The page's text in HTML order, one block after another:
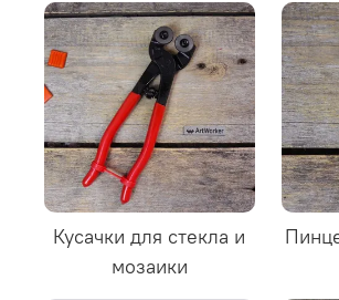
Кусачки для стекла и
мозаики